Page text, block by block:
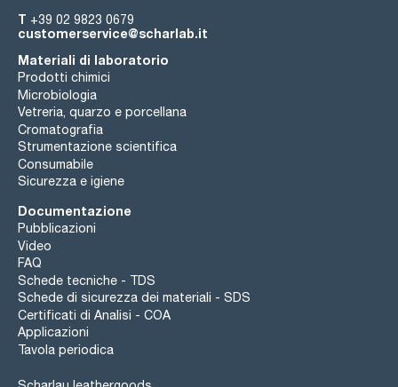
T +39 02 9823 0679
customerservice@scharlab.it
Materiali di laboratorio
Prodotti chimici
Microbiologia
Vetreria, quarzo e porcellana
Cromatografia
Strumentazione scientifica
Consumabile
Sicurezza e igiene
Documentazione
Pubblicazioni
Video
FAQ
Schede tecniche - TDS
Schede di sicurezza dei materiali - SDS
Certificati di Analisi - COA
Applicazioni
Tavola periodica